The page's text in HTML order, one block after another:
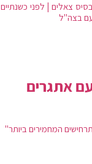
צאלים | לפני כשנתיים
בצה"ל
אתגרים
המחמירים ביותר"